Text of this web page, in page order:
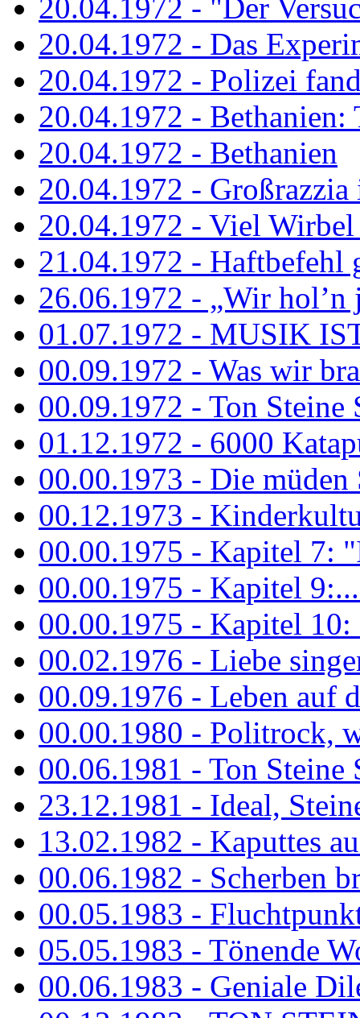
20.04.1972 - "Der
20.04.1972 - Das
20.04.1972 - Polizei
20.04.1972 - Bethanien:
20.04.1972 - Bethanien
20.04.1972 - Großrazzia
20.04.1972 - Viel
21.04.1972 - Haftbefehl
26.06.1972 - „Wir hol’n
01.07.1972 - MUSIK
00.09.1972 - Was wir
00.09.1972 - Ton Steine
01.12.1972 - 6000
00.00.1973 - Die müden
00.12.1973 -
00.00.1975 - Kapitel 7:
00.00.1975 - Kapitel
00.00.1975 - Kapitel
00.02.1976 - Liebe
00.09.1976 - Leben auf
00.00.1980 - Politrock,
00.06.1981 - Ton Steine
23.12.1981 - Ideal,
13.02.1982 - Kaputtes
00.06.1982 - Scherben
00.05.1983 -
05.05.1983 - Tönende
00.06.1983 - Geniale